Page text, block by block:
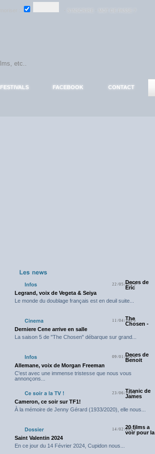
FESTIVALS FACEBOOK CONTACT
22/05/2025Deces de
Eric
Legrand, voix de Vegeta & Seiya
Le monde du doublage français est en deuil suite...
11/04/2025
The
Chosen -
Derniere Cene arrive en salle
La saison 5 de "The Chosen" débarque sur grand...
09/01/2025Deces de
Benoit
Allemane, voix de Morgan Freeman
C'est avec une immense tristesse que nous vous
annonçons...
23/06/2024Titanic de
James
Cameron, ce soir sur TF1!
À la mémoire de Jenny Gérard (1933/2020), elle nous...
14/02/202420 films a
voir pour la
Saint Valentin 2024
En ce jour du 14 Février 2024, Cupidon nous...